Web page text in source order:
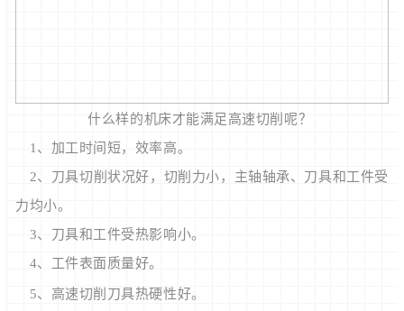
什么样的机床才能满足高速切削呢？
1、加工时间短，效率高。
2、刀具切削状况好，切削力小，主轴轴承、刀具和工件受
力均小。
3、刀具和工件受热影响小。
4、工件表面质量好。
5、高速切削刀具热硬性好。